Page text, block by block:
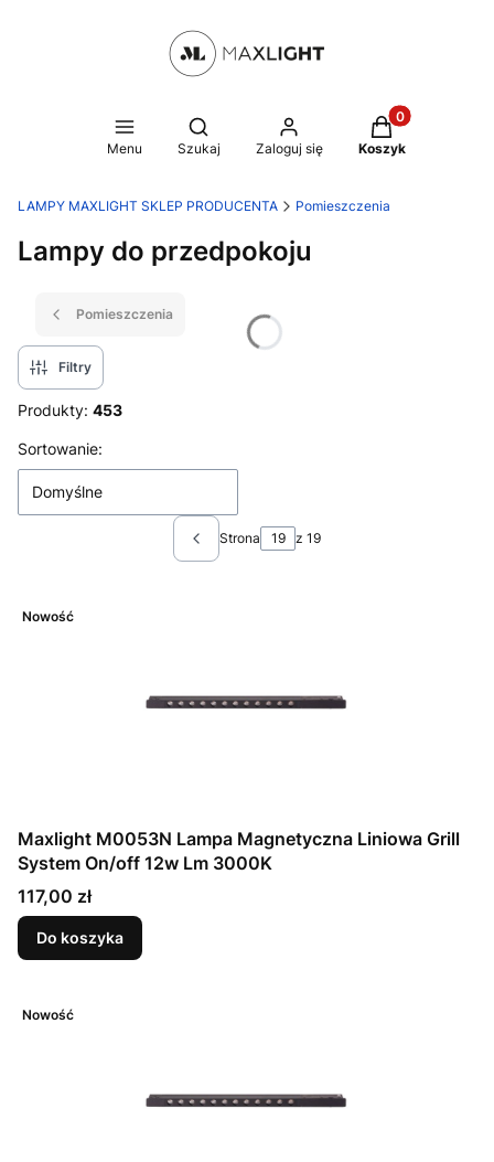
Menu
Otwórz wyszukiwarkę
Szukaj Zaloguj się
Produkty w
Koszyk
LAMPY MAXLIGHT SKLEP PRODUCENTA Pomieszczenia
Lampy do przedpokoju
Pomieszczenia
Filtry
Produkty: 453
Lista produktów
Sortowanie:
Domyślne
Poprzednie produkty
Strona z 19
Nowość
Maxlight M0053N Lampa Magnetyczna Liniowa Grill
System On/off 12w Lm 3000K
Cena
117,00 zł
Do koszyka
Nowość